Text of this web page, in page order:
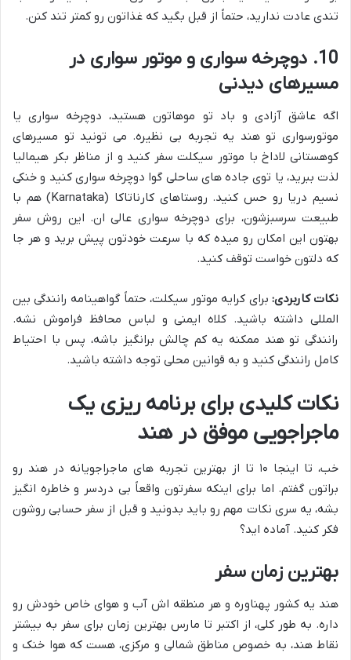
تندی عادت ندارید، حتماً از قبل بگید که غذاتون رو کمتر تند کنن.
10. دوچرخه سواری و موتور سواری در
مسیرهای دیدنی
اگه عاشق آزادی و باد تو موهاتون هستید، دوچرخه سواری یا
موتورسواری تو هند یه تجربه بی نظیره. می تونید تو مسیرهای
کوهستانی لاداخ با موتور سیکلت سفر کنید و از مناظر بکر هیمالیا
لذت ببرید، یا توی جاده های ساحلی گوا دوچرخه سواری کنید و خنکی
نسیم دریا رو حس کنید. روستاهای کارناتاکا (Karnataka) هم با
طبیعت سرسبزشون، برای دوچرخه سواری عالی ان. این روش سفر
بهتون این امکان رو میده که با سرعت خودتون پیش برید و هر جا
که دلتون خواست توقف کنید.
نکات کاربردی: برای کرایه موتور سیکلت، حتماً گواهینامه رانندگی بین
المللی داشته باشید. کلاه ایمنی و لباس محافظ فراموش نشه.
رانندگی تو هند ممکنه یه کم چالش برانگیز باشه، پس با احتیاط
کامل رانندگی کنید و به قوانین محلی توجه داشته باشید.
نکات کلیدی برای برنامه ریزی یک
ماجراجویی موفق در هند
خب، تا اینجا ۱۰ تا از بهترین تجربه های ماجراجویانه در هند رو
براتون گفتم. اما برای اینکه سفرتون واقعاً بی دردسر و خاطره انگیز
بشه، یه سری نکات مهم رو باید بدونید و قبل از سفر حسابی روشون
فکر کنید. آماده اید؟
بهترین زمان سفر
هند یه کشور پهناوره و هر منطقه اش آب و هوای خاص خودش رو
داره. به طور کلی، از اکتبر تا مارس بهترین زمان برای سفر به بیشتر
نقاط هند، به خصوص مناطق شمالی و مرکزی، هست که هوا خنک و